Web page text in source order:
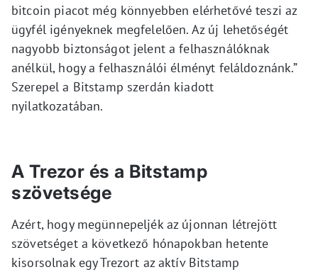
bitcoin piacot még könnyebben elérhetővé teszi az
ügyfél igényeknek megfelelően. Az új lehetőségét
nagyobb biztonságot jelent a felhasználóknak
anélkül, hogy a felhasználói élményt feláldoznánk.”
Szerepel a Bitstamp szerdán kiadott
nyilatkozatában.
A Trezor és a Bitstamp
szövetsége
Azért, hogy megünnepeljék az újonnan létrejött
szövetséget a következő hónapokban hetente
kisorsolnak egy Trezort az aktív Bitstamp